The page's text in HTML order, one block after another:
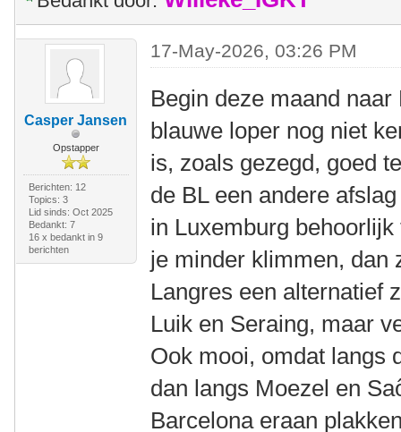
Casper Jansen
Opstapper
Berichten: 12
Topics: 3
Lid sinds: Oct 2025
Bedankt: 7
16 x bedankt in 9
berichten
17-May-2026, 03:26 PM
Begin deze maand
blauwe loper nog niet
is, zoals gezegd, goed
de BL een andere
in Luxemburg
je minder klimmen, dan
Langres een alternatief
Luik en Seraing, maar
Ook mooi, omdat langs
dan langs Moezel en
Barcelona eraan